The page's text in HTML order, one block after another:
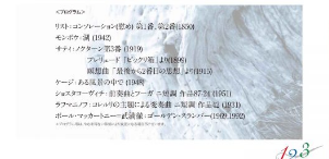
ン
|
渋
谷
駅
徒